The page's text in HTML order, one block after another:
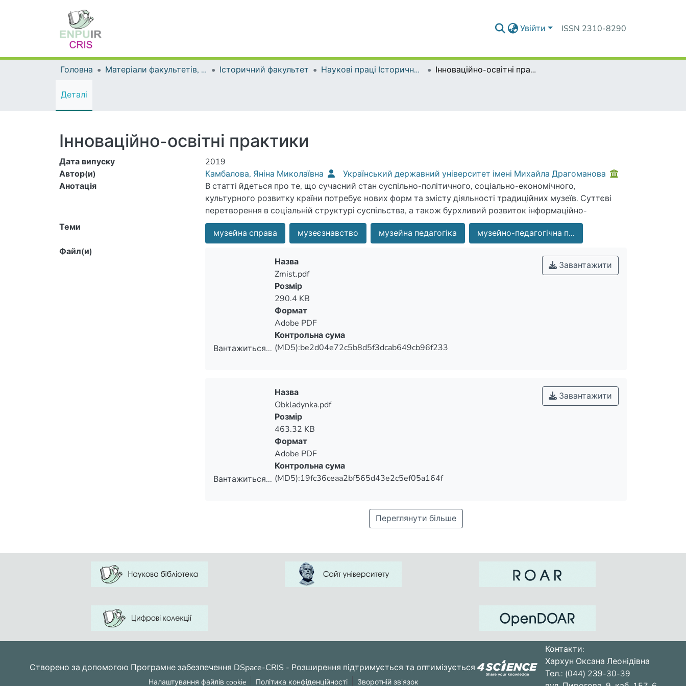
Увійти ISSN 2310-8290
Головна Матеріали факультетів, інститутів, підрозділів Історичний факультет Наукові праці Історичного факультету Інноваційно-освітні практики
Деталі
Інноваційно-освітні практики
Дата випуску
2019
Автор(и)
Камбалова, Яніна Миколаївна
Український державний університет імені Михайла Драгоманова
Анотація
В статті йдеться про те, що сучасний стан суспільно-політичного, соціально-економічного,
культурного розвитку країни потребує нових форм та змісту діяльності традиційних музеїв. Суттєві
перетворення в соціальній структурі суспільства, а також бурхливий розвиток інформаційно-
комунікативних технологій призвели до трансформації традиційних музейних установ
Теми
музейна справа музеєзнавство музейна педагогіка
музейно-педагогічна п...
Файл(и)
Вантажиться...
Завантажити
Назва
Zmist.pdf
Розмір
290.4 KB
Формат
Adobe PDF
Контрольна сума
(MD5):be2d04e72c5b8d5f3dcab649cb96f233
Вантажиться...
Завантажити
Назва
Obkladynka.pdf
Розмір
463.32 KB
Формат
Adobe PDF
Контрольна сума
(MD5):19fc36ceaa2bf565d43e2c5ef05a164f
Переглянути більше
Створено за допомогою Програмне забезпечення DSpace-CRIS - Розширення підтримується та оптимізується
Налаштування файлів cookie Політика конфіденційності Зворотній зв'язок
Контакти:
Хархун Оксана Леонідівна
Тел.: (044) 239-30-39